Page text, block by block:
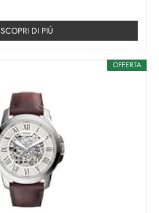
SCOPRI DI PIÚ
OFFERTA